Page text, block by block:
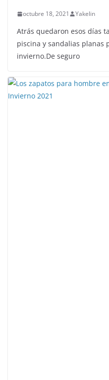
octubre 18, 2021 Yakelin
Atrás quedaron esos días
piscina y sandalias planas
invierno.De seguro